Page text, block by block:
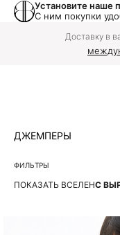
Установите наше
С ним покупки
Доставку в
ДЖЕМПЕРЫ
ФИЛЬТРЫ
ПОКАЗАТЬ ВСЕЛЕНС